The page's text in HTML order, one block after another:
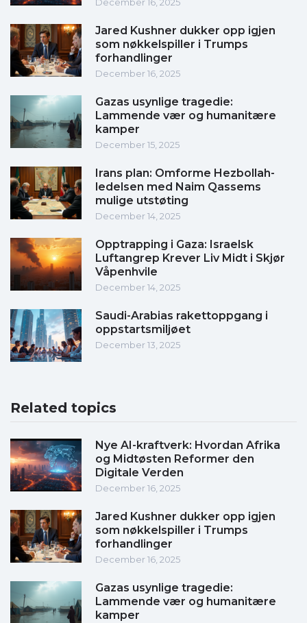
December 16, 2025
Jared Kushner dukker opp igjen
som nøkkelspiller i Trumps
forhandlinger
December 16, 2025
Gazas usynlige tragedie:
Lammende vær og humanitære
kamper
December 15, 2025
Irans plan: Omforme Hezbollah-
ledelsen med Naim Qassems
mulige utstøting
December 14, 2025
Opptrapping i Gaza: Israelsk
Luftangrep Krever Liv Midt i Skjør
Våpenhvile
December 14, 2025
Saudi-Arabias rakettoppgang i
oppstartsmiljøet
December 13, 2025
Related topics
Nye AI-kraftverk: Hvordan Afrika
og Midtøsten Reformer den
Digitale Verden
December 16, 2025
Jared Kushner dukker opp igjen
som nøkkelspiller i Trumps
forhandlinger
December 16, 2025
Gazas usynlige tragedie:
Lammende vær og humanitære
kamper